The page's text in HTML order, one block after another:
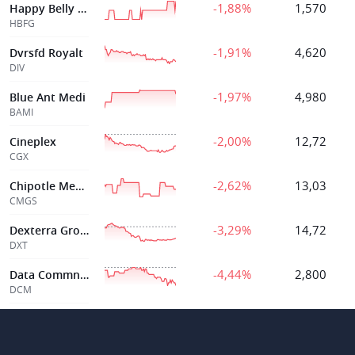
Happy Belly Food
HBFG
-1,88% 1,570
Dvrsfd Royalt
DIV
-1,91% 4,620
Blue Ant Medi
BAMI
-1,97% 4,980
Cineplex
CGX
-2,00% 12,72
Chipotle Mexican
CMGS
-2,62% 13,03
Dexterra Group
DXT
-3,29% 14,72
Data Commns Mgt
DCM
-4,44% 2,800